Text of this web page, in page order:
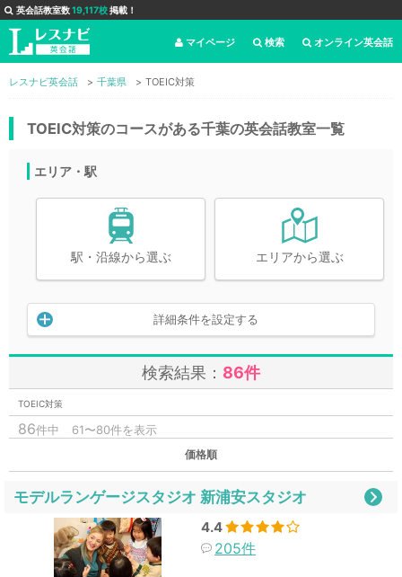
英会話教室数19,117校掲載！
オンライン英会話
検索
マイページ
レスナビ英会話 千葉県 TOEIC対策
TOEIC対策のコースがある千葉の英会話教室一覧
エリア・駅
駅・沿線から選ぶ エリアから選ぶ
詳細条件を設定する
検索結果： 86件
TOEIC対策
86件中 61〜80件を表示
価格順
モデルランゲージスタジオ 新浦安スタジオ
4.4
205件